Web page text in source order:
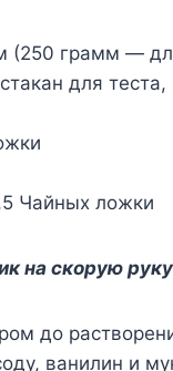
грамм —
для теста,
Чайных ложки
на скорую
до
ванилин и